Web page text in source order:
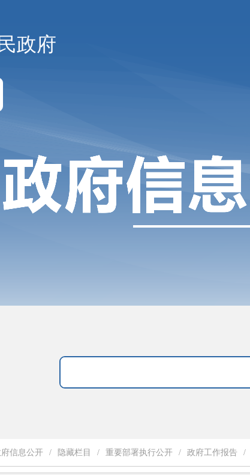
政府
信息公开 / 隐藏栏目 / 重要部署执行公开 / 政府工作报告 /